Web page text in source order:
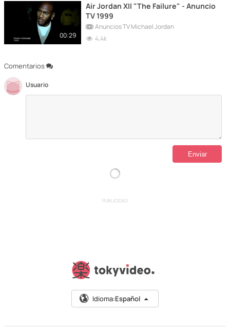
Comentarios
Usuario
00:29
Air Jordan XII "The Failure" - Anuncio
TV 1999
Anuncios TV Michael Jordan
4,4k
PUBLICIDAD
Idioma:Español